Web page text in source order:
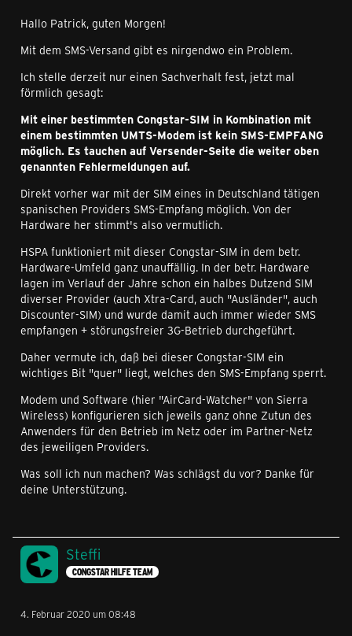
Hallo Patrick, guten Morgen!
Mit dem SMS-Versand gibt es nirgendwo ein Problem.
Ich stelle derzeit nur einen Sachverhalt fest, jetzt mal
förmlich gesagt:
Mit einer bestimmten Congstar-SIM in Kombination mit
einem bestimmten UMTS-Modem ist kein SMS-EMPFANG
möglich. Es tauchen auf Versender-Seite die weiter oben
genannten Fehlermeldungen auf.
Direkt vorher war mit der SIM eines in Deutschland tätigen
spanischen Providers SMS-Empfang möglich. Von der
Hardware her stimmt's also vermutlich.
HSPA funktioniert mit dieser Congstar-SIM in dem betr.
Hardware-Umfeld ganz unauffällig. In der betr. Hardware
lagen im Verlauf der Jahre schon ein halbes Dutzend SIM
diverser Provider (auch Xtra-Card, auch "Ausländer", auch
Discounter-SIM) und wurde damit auch immer wieder SMS
empfangen + störungsfreier 3G-Betrieb durchgeführt.
Daher vermute ich, daß bei dieser Congstar-SIM ein
wichtiges Bit "quer" liegt, welches den SMS-Empfang sperrt.
Modem und Software (hier "AirCard-Watcher" von Sierra
Wireless) konfigurieren sich jeweils ganz ohne Zutun des
Anwenders für den Betrieb im Netz oder im Partner-Netz
des jeweiligen Providers.
Was soll ich nun machen? Was schlägst du vor? Danke für
deine Unterstützung.
Steffi
CONGSTAR HILFE TEAM
4. Februar 2020 um 08:48